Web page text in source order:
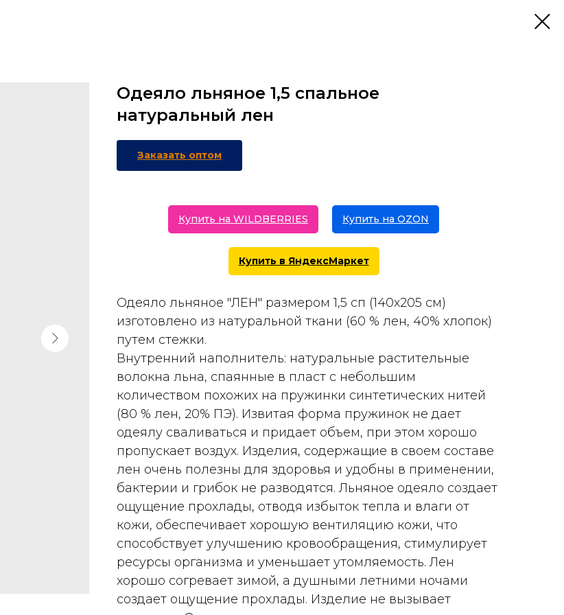
Одеяло льняное 1,5 спальное
натуральный лен
Заказать оптом
Купить на WILDBERRIES Купить на OZON
Купить в ЯндексМаркет
Одеяло льняное "ЛЕН" размером 1,5 сп (140х205 см)
изготовлено из натуральной ткани (60 % лен, 40% хлопок)
путем стежки.
Внутренний наполнитель: натуральные растительные
волокна льна, спаянные в пласт с небольшим
количеством похожих на пружинки синтетических нитей
(80 % лен, 20% ПЭ). Извитая форма пружинок не дает
одеялу сваливаться и придает объем, при этом хорошо
пропускает воздух. Изделия, содержащие в своем составе
лен очень полезны для здоровья и удобны в применении,
бактерии и грибок не разводятся. Льняное одеяло создает
ощущение прохлады, отводя избыток тепла и влаги от
кожи, обеспечивает хорошую вентиляцию кожи, что
способствует улучшению кровообращения, стимулирует
ресурсы организма и уменьшает утомляемость. Лен
хорошо согревает зимой, а душными летними ночами
создает ощущение прохлады. Изделие не вызывает